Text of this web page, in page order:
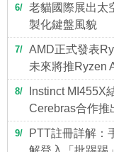
6
老貓國際展出太
製化鍵盤風貌
7
AMD正式發表
未來將推Ryzen
8
Instinct MI455X
Cerebras合作推
9
PTT註冊詳解：